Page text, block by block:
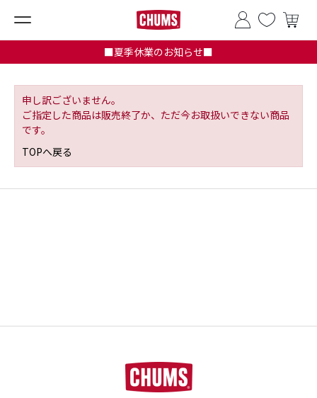
■夏季休業のお知らせ■
申し訳ございません。
ご指定した商品は販売終了か、ただ今お取扱いできない商品
です。
TOPへ戻る